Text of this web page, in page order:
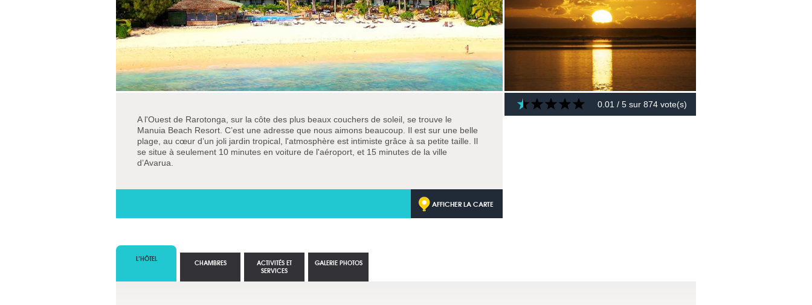
A l'Ouest de Rarotonga, sur la côte des plus beaux couchers de soleil, se trouve le
Manuia Beach Resort. C’est une adresse que nous aimons beaucoup. Il est sur une belle
plage, au cœur d’un joli jardin tropical, l'atmosphère est intimiste grâce à sa petite taille. Il
se situe à seulement 10 minutes en voiture de l'aéroport, et 15 minutes de la ville
d’Avarua.
AFFICHER LA CARTE
0.01 / 5 sur 874 vote(s)
L’HÔTEL CHAMBRES
ACTIVITÉS ET
SERVICES
GALERIE PHOTOS